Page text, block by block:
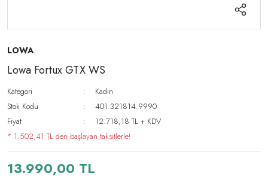
LOWA
Lowa Fortux GTX WS
Kategori
Kadın
Stok Kodu
401.321814.9990
Fiyat
12.718,18 TL + KDV
* 1.502,41 TL den başlayan taksitlerle!
13.990,00 TL